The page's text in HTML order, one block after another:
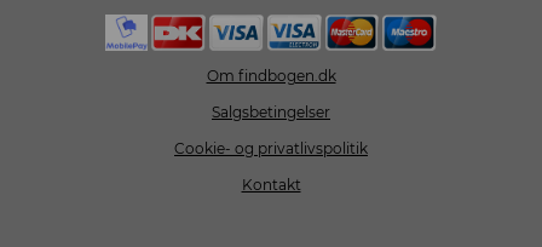
Om findbogen.dk
Salgsbetingelser
Cookie- og privatlivspolitik
Kontakt